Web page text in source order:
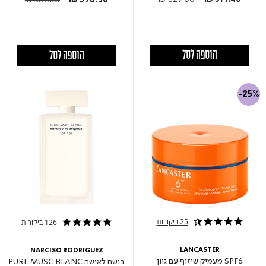
הוספה לסל הוספה לסל
4.7 star rating 25 ביקורות
-25%
LANCASTER
SPF6 מעמיק שיזוף עם גוון
4.8 star rating 126 ביקורות
NARCISO RODRIGUEZ
בושם לאישה PURE MUSC BLANC